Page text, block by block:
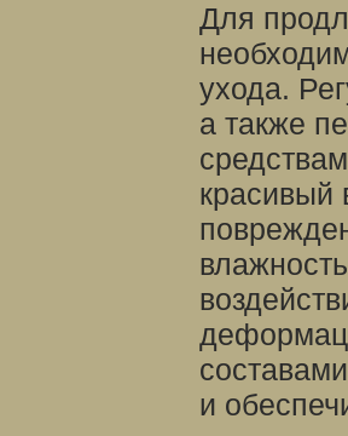
Для
ухода.
а также
красивый
и